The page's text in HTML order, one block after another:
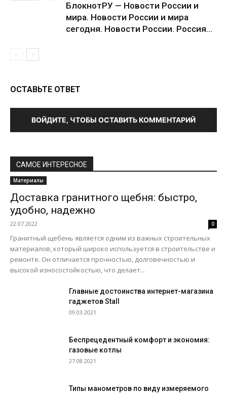
БлокнотРУ — Новости России и
мира. Новости России и мира
сегодня. Новости России. Россия...
ОСТАВЬТЕ ОТВЕТ
ВОЙДИТЕ, ЧТОБЫ ОСТАВИТЬ КОММЕНТАРИЙ
САМОЕ ИНТЕРЕСНОЕ
Материалы
Доставка гранитного щебня: быстро,
удобно, надежно
22.07.2022 0
Гранитный щебень является одним из важных строительных
материалов, который широко используется в строительстве и
ремонте. Он отличается прочностью, долговечностью и
высокой износостойкостью, что делает...
Главные достоинства интернет-магазина
гаджетов Stall
09.03.2021
Беспрецедентный комфорт и экономия:
газовые котлы
27.08.2021
Типы манометров по виду измеряемого